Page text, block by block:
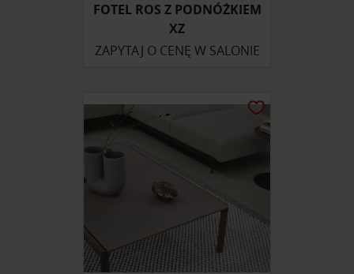
FOTEL ROS Z PODNÓŻKIEM
XZ
ZAPYTAJ O CENĘ W SALONIE